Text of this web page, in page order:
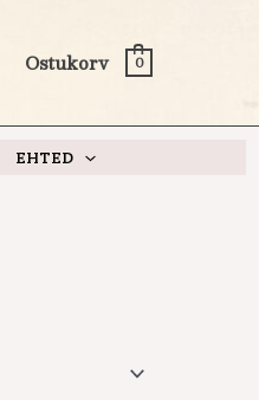
Ostukorv 0
EHTED